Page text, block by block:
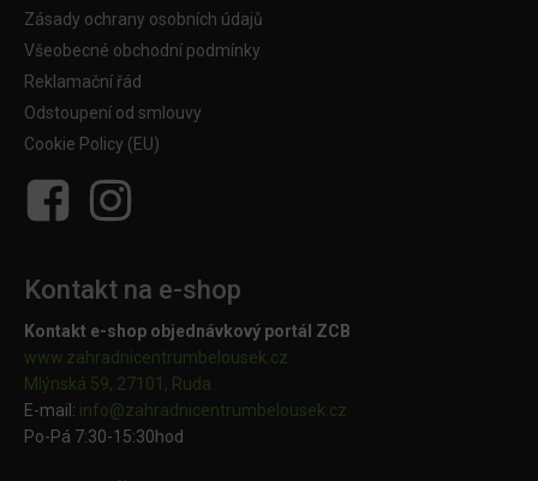
Zásady ochrany osobních údajů
Všeobecné obchodní podmínky
Reklamační řád
Odstoupení od smlouvy
Cookie Policy (EU)
Kontakt na e-shop
Kontakt e-shop objednávkový portál ZCB
www.zahradnicentrumbelousek.cz
Mlýnská 59, 27101, Ruda
E-mail: info@zahradnicentrumbelousek. cz
Po-Pá 7:30-15:30hod